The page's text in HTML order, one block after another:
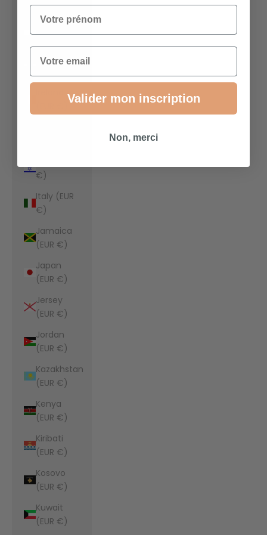
Indonesia
(EUR €)
Iraq (EUR
€)
Italy (EUR
€)
Jamaica
(EUR €)
Japan
(EUR €)
Jersey
(EUR €)
Jordan
(EUR €)
Kazakhstan
(EUR €)
Kenya
(EUR €)
Kiribati
(EUR €)
Kosovo
(EUR €)
Kuwait
(EUR €)
Votre prénom
Email
Valider mon inscription
Non, merci